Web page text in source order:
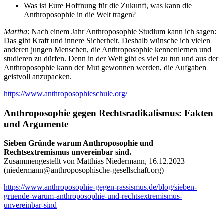
Was ist Eure Hoffnung für die Zukunft, was kann die
Anthroposophie in die Welt tragen?
Martha: Nach einem Jahr Anthroposophie Studium kann ich sagen:
Das gibt Kraft und innere Sicherheit. Deshalb wünsche ich vielen
anderen jungen Menschen, die Anthroposophie kennenlernen und
studieren zu dürfen. Denn in der Welt gibt es viel zu tun und aus der
Anthroposophie kann der Mut gewonnen werden, die Aufgaben
geistvoll anzupacken.
https://www.anthroposophieschule.org/
Anthroposophie gegen Rechtsradikalismus: Fakten
und Argumente
Sieben Gründe warum Anthroposophie und
Rechtsextremismus unvereinbar sind.
Zusammengestellt von Matthias Niedermann, 16.12.2023
(niedermann@anthroposophische-gesellschaft.org)
https://www.anthroposophie-gegen-rassismus.de/blog/sieben-
gruende-warum-anthroposophie-und-rechtsextremismus-
unvereinbar-sind